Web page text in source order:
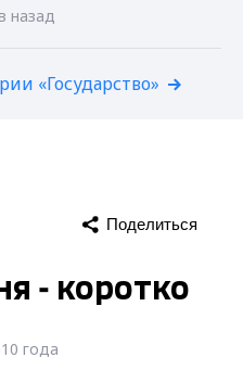
назад
«Государство»
Поделиться
- коротко
года